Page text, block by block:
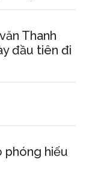
Thanh
đầu tiên đi
phóng hiếu